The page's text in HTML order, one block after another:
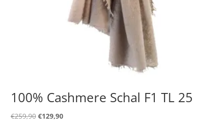
100% Cashmere Schal F1 TL 25
€259,90 Ursprünglicher
€129,90Aktueller